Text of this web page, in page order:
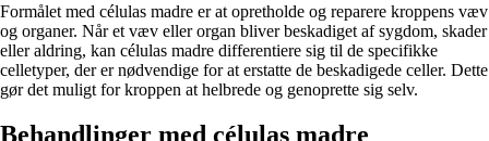
Formålet med células madre er at opretholde og reparere kroppens væv
og organer. Når et væv eller organ bliver beskadiget af sygdom, skader
eller aldring, kan células madre differentiere sig til de specifikke
celletyper, der er nødvendige for at erstatte de beskadigede celler. Dette
gør det muligt for kroppen at helbrede og genoprette sig selv.
Behandlinger med células madre